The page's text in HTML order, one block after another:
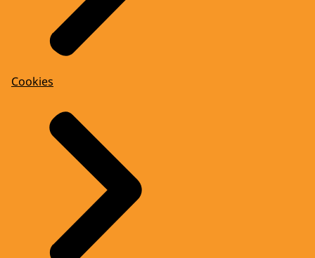
Cookies